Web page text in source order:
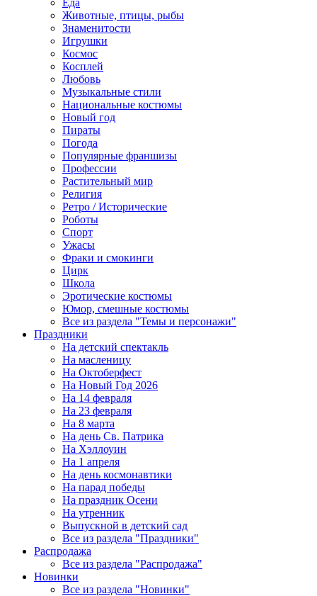
Еда
Животные, птицы, рыбы
Знаменитости
Игрушки
Космос
Косплей
Любовь
Музыкальные стили
Национальные костюмы
Новый год
Пираты
Погода
Популярные франшизы
Профессии
Растительный мир
Религия
Ретро / Исторические
Роботы
Спорт
Ужасы
Фраки и смокинги
Цирк
Школа
Эротические костюмы
Юмор, смешные костюмы
Все из раздела "Темы и персонажи"
Праздники
На детский спектакль
На масленицу
На Октоберфест
На Новый Год 2026
На 14 февраля
На 23 февраля
На 8 марта
На день Св. Патрика
На Хэллоуин
На 1 апреля
На день космонавтики
На парад победы
На праздник Осени
На утренник
Выпускной в детский сад
Все из раздела "Праздники"
Распродажа
Все из раздела "Распродажа"
Новинки
Все из раздела "Новинки"